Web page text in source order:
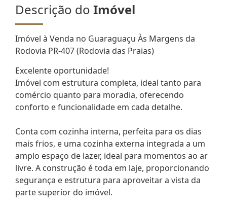
Descrição do Imóvel
Imóvel à Venda no Guaraguaçu Às Margens da
Rodovia PR-407 (Rodovia das Praias)
Excelente oportunidade!
Imóvel com estrutura completa, ideal tanto para
comércio quanto para moradia, oferecendo
conforto e funcionalidade em cada detalhe.
Conta com cozinha interna, perfeita para os dias
mais frios, e uma cozinha externa integrada a um
amplo espaço de lazer, ideal para momentos ao ar
livre. A construção é toda em laje, proporcionando
segurança e estrutura para aproveitar a vista da
parte superior do imóvel.